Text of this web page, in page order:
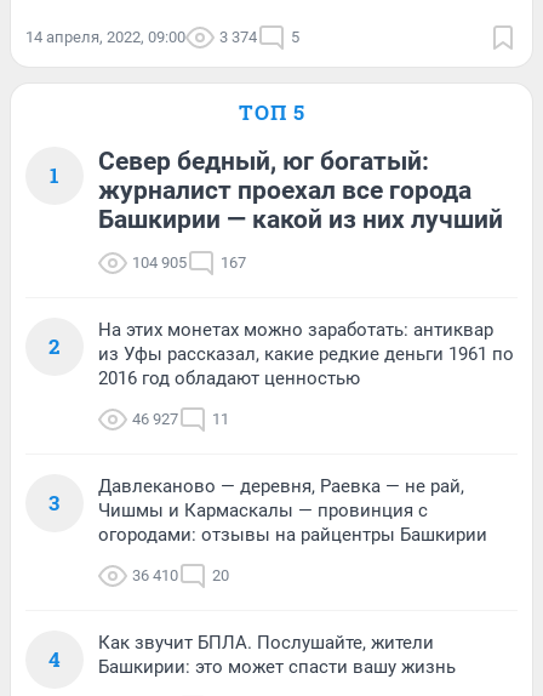
14 апреля, 2022, 09:00 3 374 5
ТОП 5
1
Север бедный, юг богатый:
журналист проехал все города
Башкирии — какой из них лучший
104 905 167
2
На этих монетах можно заработать: антиквар
из Уфы рассказал, какие редкие деньги 1961 по
2016 год обладают ценностью
46 927 11
3
Давлеканово — деревня, Раевка — не рай,
Чишмы и Кармаскалы — провинция с
огородами: отзывы на райцентры Башкирии
36 410 20
4
Как звучит БПЛА. Послушайте, жители
Башкирии: это может спасти вашу жизнь